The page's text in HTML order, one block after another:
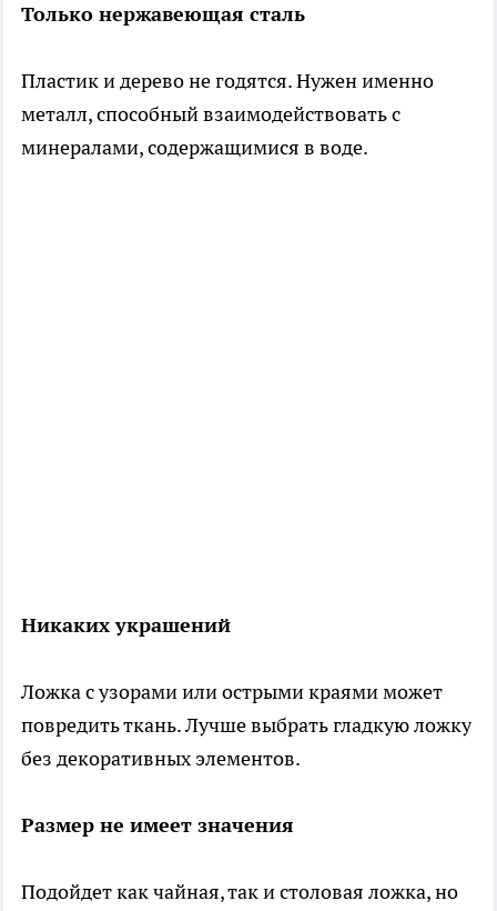
Только нержавеющая сталь
Пластик и дерево не годятся. Нужен именно
металл, способный взаимодействовать с
минералами, содержащимися в воде.
Никаких украшений
Ложка с узорами или острыми краями может
повредить ткань. Лучше выбрать гладкую ложку
без декоративных элементов.
Размер не имеет значения
Подойдет как чайная, так и столовая ложка, но